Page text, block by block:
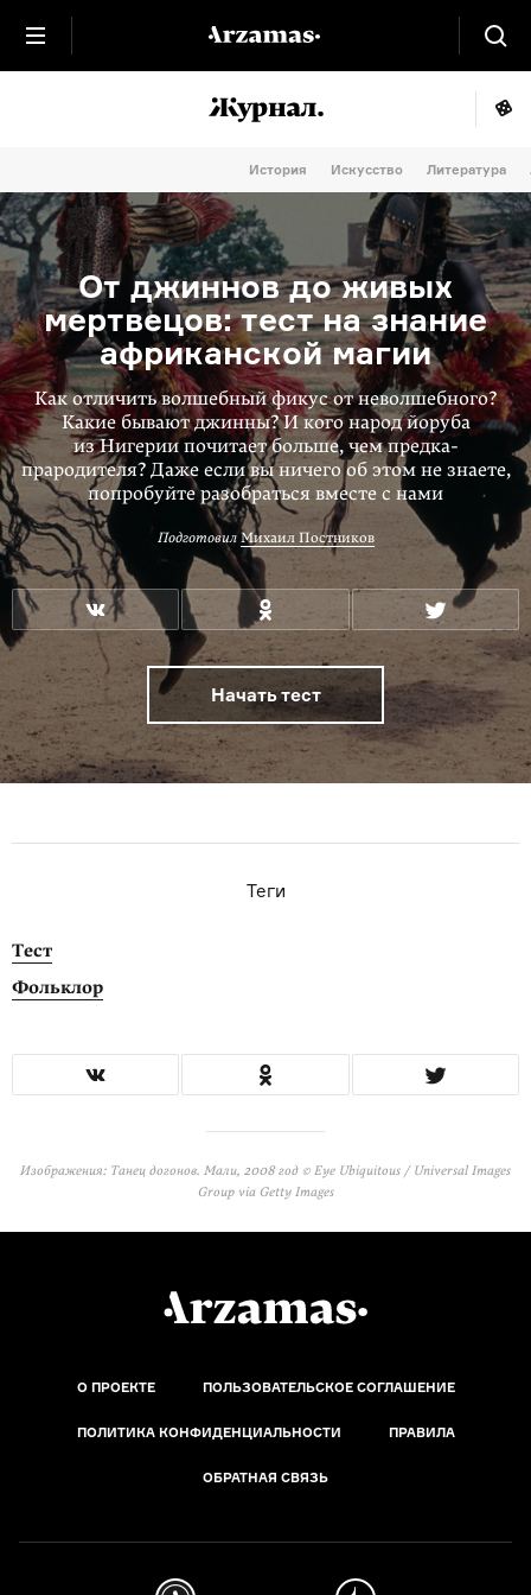
История Искусство Литература
От джиннов до живых
мертвецов: тест на знание
африканской магии
Как отличить волшебный фикус от неволшебного?
Какие бывают джинны? И кого народ йоруба
из Нигерии почитает больше, чем предка-
прародителя? Даже если вы ничего об этом не знаете,
попробуйте разобраться вместе с нами
Подготовил Михаил Постников
Начать тест
Теги
Тест
Фольклор
Изображения: Танец догонов. Мали, 2008 год © Eye Ubiquitous / Universal Images
Group via Getty Images
О ПРОЕКТЕ ПОЛЬЗОВАТЕЛЬСКОЕ СОГЛАШЕНИЕ
ПОЛИТИКА КОНФИДЕНЦИАЛЬНОСТИ ПРАВИЛА
ОБРАТНАЯ СВЯЗЬ